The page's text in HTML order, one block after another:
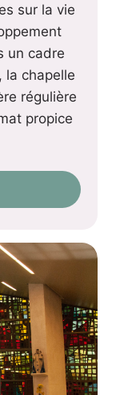
sur la vie
un cadre
la chapelle
régulière
propice